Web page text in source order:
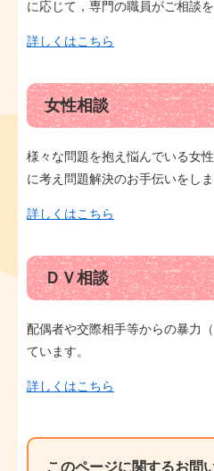
に応じて，専門の職員がご相談
詳しくはこちら
女性相談
様々な問題を抱え悩んでいる女
に考え問題解決のお手伝いをしま
詳しくはこちら
ＤＶ相談
配偶者や交際相手等からの暴力
ています。
詳しくはこちら
このページに関するお問